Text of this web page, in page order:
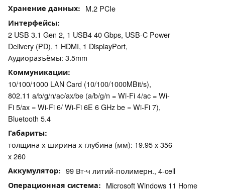
Хранение данных M.2 PCIe
Интерфейсы
2 USB 3.1 Gen 2, 1 USB4 40 Gbps, USB-C Power
Delivery (PD), 1 HDMI, 1 DisplayPort,
Аудиоразъёмы: 3.5mm
Коммуникации
10/100/1000 LAN Card (10/100/1000MBit/s),
802.11 a/​b/​g/​n/​ac/​ax/​be (a/b/g/n = Wi-Fi 4/ac = Wi-
Fi 5/ax = Wi-Fi 6/ Wi-Fi 6E 6 GHz be = Wi-Fi 7),
Bluetooth 5.4
Габариты
толщина х ширина х глубина (мм): 19.95 x 356
x 260
Аккумулятор 99 Вт⋅ч литий-полимерн., 4-cell
Операционная система Microsoft Windows 11 Home